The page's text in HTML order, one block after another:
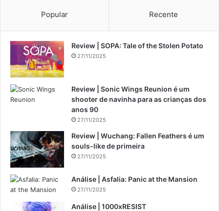
Popular Recente
Review | SOPA: Tale of the Stolen Potato
27/11/2025
Review | Sonic Wings Reunion é um
shooter de navinha para as crianças dos
anos 90
27/11/2025
Review | Wuchang: Fallen Feathers é um
souls-like de primeira
27/11/2025
Análise | Asfalia: Panic at the Mansion
27/11/2025
Análise | 1000xRESIST